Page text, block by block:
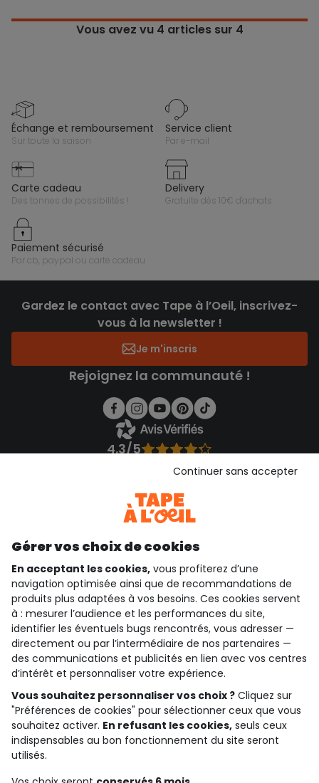
Vous avez vu 4 articles sur 4
échange et remboursement
sur toute la saison
service client
par e-mail
carte cadeau
des tonnes de possibilités !
delivery
gratuite dès 10€ d'achats
paiement sécurisé
par cb, paypal ou carte cadeau
Gardez le contact avec Tape à l’Oeil, inscrivez-
vous à la newsletter !
Je m'inscris
Rejoignez la communauté !
4.3/5
Voir l’attestation de confiance
Téléchargez notre application
Découvrir notre application
qui sommes-nous ?
besoin d'aide ?
le club fidélité
notre catalogue
Conditions générales de ventes et d'utilisation
Politique de confidentialité
Gérer vos choix de cookies
En acceptant les cookies, vous profiterez d’une
navigation optimisée ainsi que de recommandations de
produits plus adaptées à vos besoins. Ces cookies servent
à : mesurer l’audience et les performances du site,
identifier les éventuels bugs rencontrés, vous adresser —
directement ou par l’intermédiaire de nos partenaires —
des communications et publicités en lien avec vos centres
d’intérêt et personnaliser votre expérience.
Vous souhaitez personnaliser vos choix ? Cliquez sur
"Préférences de cookies" pour sélectionner ceux que vous
souhaitez activer. En refusant les cookies, seuls ceux
indispensables au bon fonctionnement du site seront
utilisés.
Continuer sans accepter